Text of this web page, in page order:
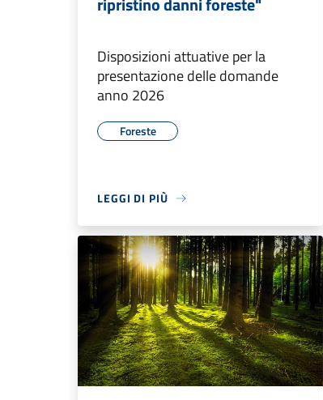
Disposizioni attuative per la
presentazione delle domande
anno 2026
Foreste
LEGGI DI PIÙ